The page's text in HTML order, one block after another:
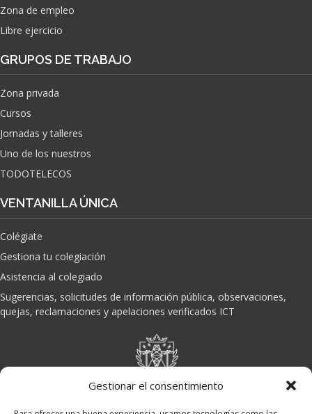
Gestionar el consentimiento
Zona de empleo
Libre ejercicio
GRUPOS DE TRABAJO
Zona privada
Cursos
Jornadas y talleres
Uno de los nuestros
TODOTELECOS
VENTANILLA ÚNICA
Colégiate
Gestiona tu colegiación
Asistencia al colegiado
Sugerencias, solicitudes de información pública, observaciones,
quejas, reclamaciones y apelaciones verificados ICT